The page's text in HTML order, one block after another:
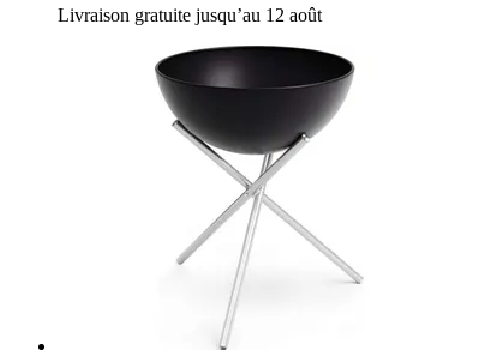
Livraison gratuite jusqu’au 12 août